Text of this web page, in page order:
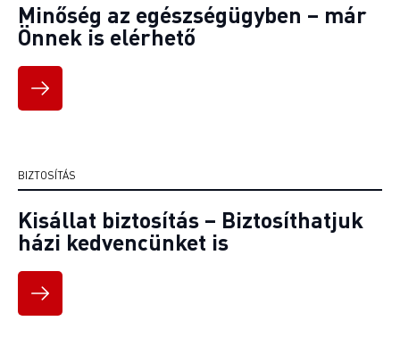
Minőség az egészségügyben – már
Önnek is elérhető
BIZTOSÍTÁS
Kisállat biztosítás – Biztosíthatjuk
házi kedvencünket is